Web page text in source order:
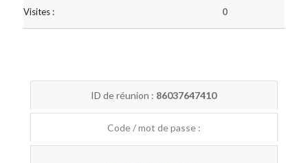
Visites : 0
ID de réunion : 86037647410
Code / mot de passe :